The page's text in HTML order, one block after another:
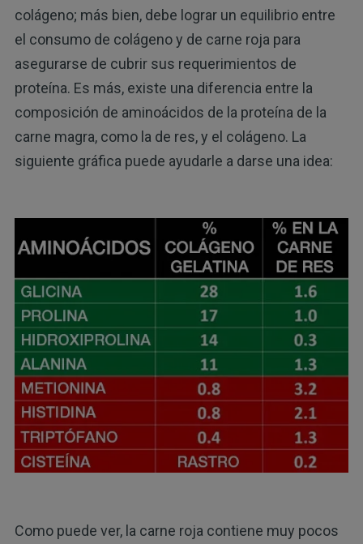
colágeno; más bien, debe lograr un equilibrio entre
el consumo de colágeno y de carne roja para
asegurarse de cubrir sus requerimientos de
proteína. Es más, existe una diferencia entre la
composición de aminoácidos de la proteína de la
carne magra, como la de res, y el colágeno. La
siguiente gráfica puede ayudarle a darse una idea:
Como puede ver, la carne roja contiene muy pocos